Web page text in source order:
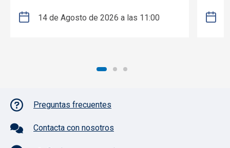
14 de Agosto de 2026 a las 11:00
Pie de página con iconos
Preguntas frecuentes
Contacta con nosotros